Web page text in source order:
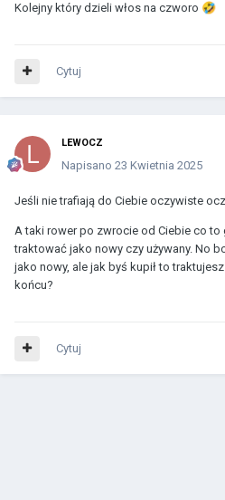
Kolejny który dzieli włos na czworo 🤣
Cytuj
LEWOCZ
Napisano 23 Kwietnia 2025
Jeśli nie trafiają do Ciebie oczywiste
A taki rower po zwrocie od Ciebie co to
traktować jako nowy czy używany. No
jako nowy, ale jak byś kupił to
końcu?
Cytuj